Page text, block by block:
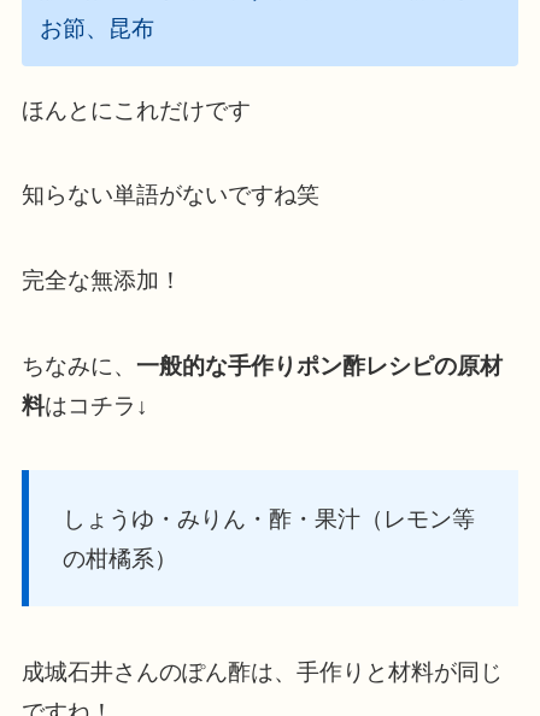
お節、昆布
ほんとにこれだけです
知らない単語がないですね笑
完全な無添加！
ちなみに、 一般的な手作りポン酢レシピの原材
料はコチラ↓
しょうゆ・みりん・酢・果汁（レモン等
の柑橘系）
成城石井さんのぽん酢は、手作りと材料が同じ